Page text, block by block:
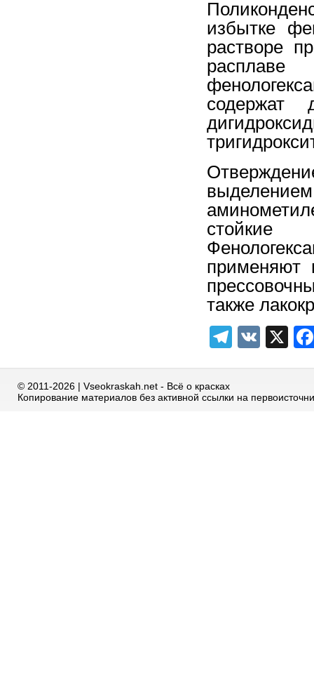
избытке
растворе
применяют
также
VK X
© 2011-2026 | Vseokraskah.net - Всё о красках
Копирование материалов без активной ссылки на